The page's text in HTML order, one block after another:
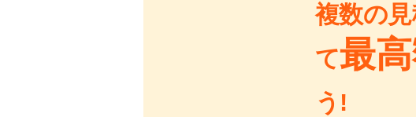
複数の
て最
う!